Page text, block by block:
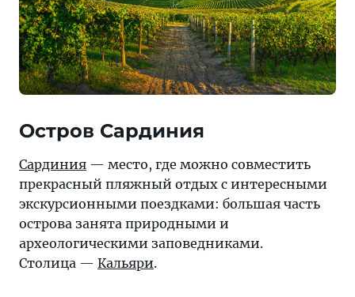
Остров Сардиния
Сардиния — место, где можно совместить
прекрасный пляжный отдых с интересными
экскурсионными поездками: большая часть
острова занята природными и
археологическими заповедниками.
Столица — Кальяри.